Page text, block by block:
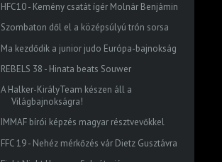
HFC10 - Kemény csatát ígér Molnár Benjámin
Szombaton dől el a középsúlyú trón sorsa
Ma kezdődik a junior judo Európa-bajnokság
REBELS 38 - Hinata beats Souwer
A Halker-KirályTeam készen áll a
Világbajnokságra!
IMMAF bírói képzés magyar résztvevőkkel
FFC 19 - Nehéz mérkőzés vár Dietz Gusztávra